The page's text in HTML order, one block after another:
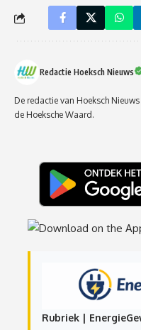
Redactie Hoeksch Nieuws
De redactie van Hoeksch
de Hoeksche Waard.
Rubriek |